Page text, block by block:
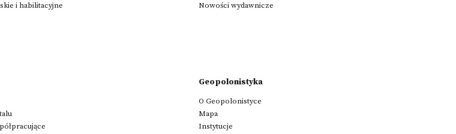
i habilitacyjne
Nowości wydawnicze
Geopolonistyka
O Geopolonistyce
Mapa
Instytucje